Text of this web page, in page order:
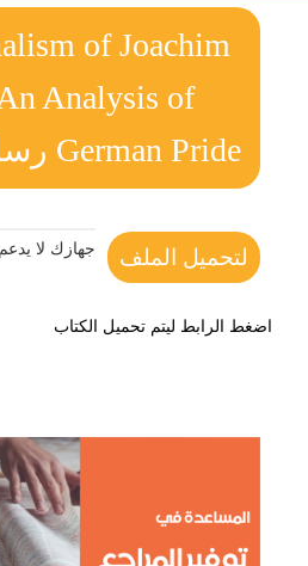
of Joachim
Analysis of
German Pride رسالة ماجستير
لتحميل الملف جهازك لا
اضغط الرابط ليتم تحميل الكتاب